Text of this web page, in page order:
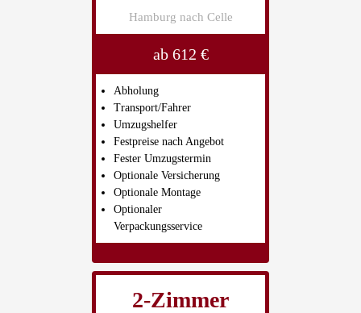
Hamburg nach Celle
ab 612 €
Abholung
Transport/Fahrer
Umzugshelfer
Festpreise nach Angebot
Fester Umzugstermin
Optionale Versicherung
Optionale Montage
Optionaler
Verpackungsservice
2-Zimmer